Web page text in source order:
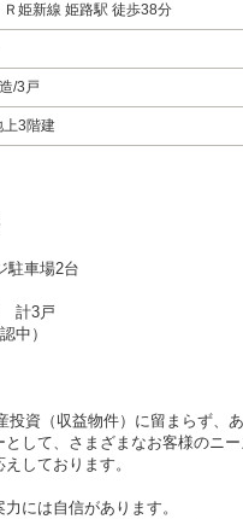
Ｒ姫新線 姫路駅 徒歩38分
/3戸
上3階建
駐車場2台
計3戸
中）
投資（収益物件）に留まらず、
して、さまざまなお客様のニ
しております。
には自信があります。